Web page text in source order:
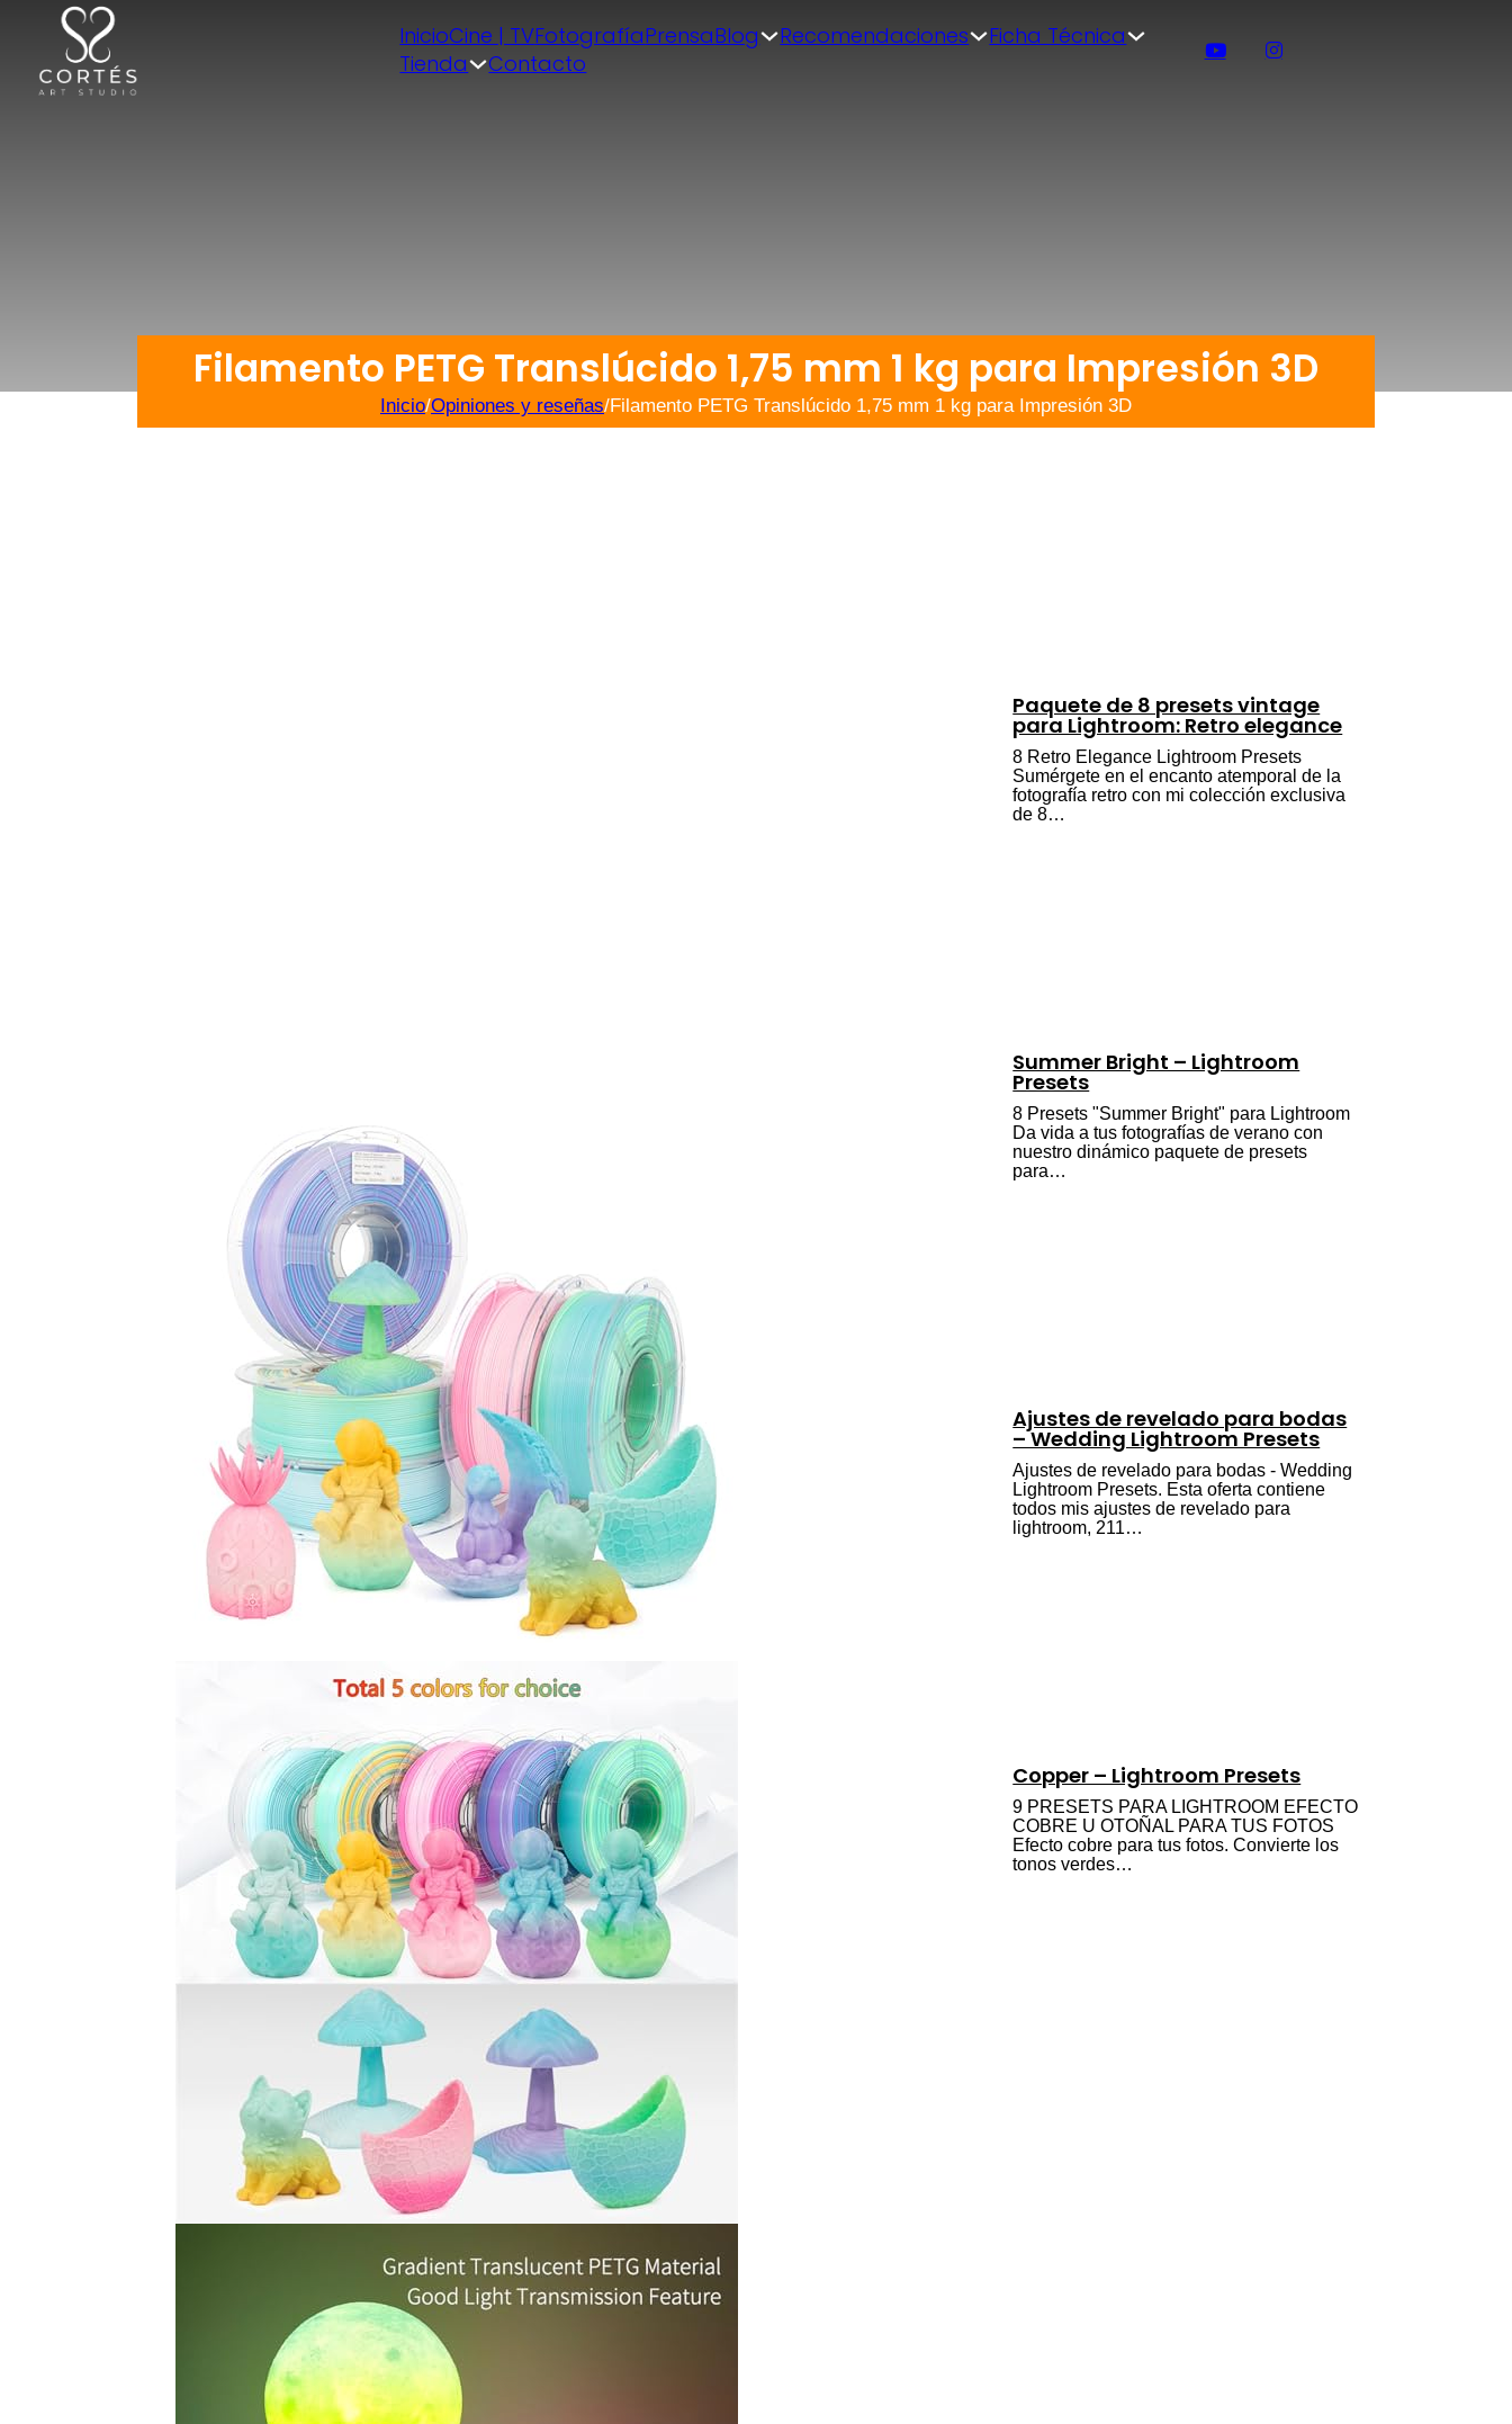
InicioCine | TVFotografíaPrensaBlog Recomendaciones
Ficha Técnica
Tienda
Contacto
Filamento PETG Translúcido 1,75 mm 1 kg para Impresión 3D
Inicio/Opiniones y reseñas/Filamento PETG Translúcido 1,75 mm 1 kg para Impresión 3D
Paquete de 8 presets vintage
para Lightroom: Retro elegance
8 Retro Elegance Lightroom Presets
Sumérgete en el encanto atemporal de la
fotografía retro con mi colección exclusiva
de 8…
Summer Bright – Lightroom
Presets
8 Presets "Summer Bright" para Lightroom
Da vida a tus fotografías de verano con
nuestro dinámico paquete de presets
para…
Ajustes de revelado para bodas
– Wedding Lightroom Presets
Ajustes de revelado para bodas - Wedding
Lightroom Presets. Esta oferta contiene
todos mis ajustes de revelado para
lightroom, 211…
Copper – Lightroom Presets
9 PRESETS PARA LIGHTROOM EFECTO
COBRE U OTOÑAL PARA TUS FOTOS
Efecto cobre para tus fotos. Convierte los
tonos verdes…